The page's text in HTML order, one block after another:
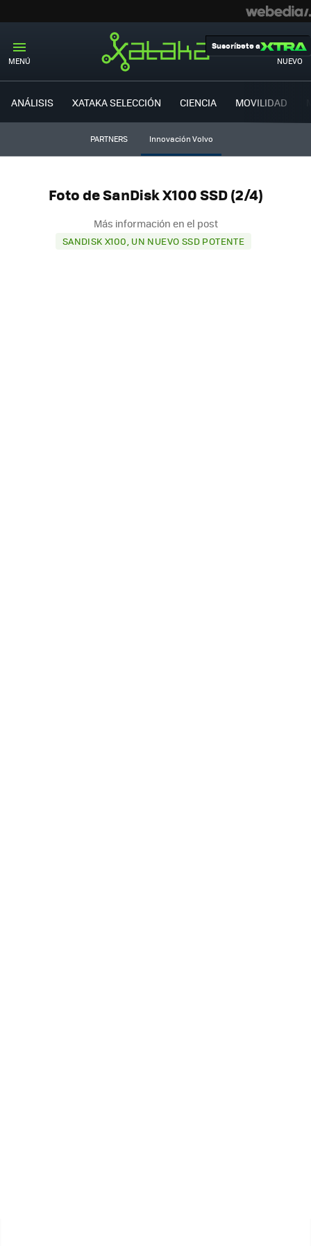
MENÚ NUEVO
Suscríbete a
ANÁLISIS XATAKA SELECCIÓN CIENCIA MOVILIDAD
PARTNERS Innovación Volvo
Foto de SanDisk X100 SSD (2/4)
Más información en el post
SANDISK X100, UN NUEVO SSD POTENTE